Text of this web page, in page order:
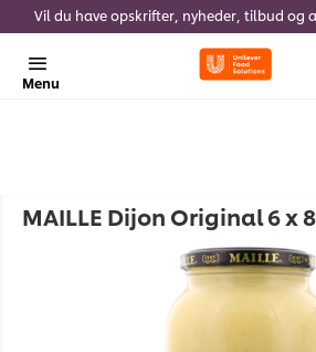
Menu
MAILLE Dijon Original 6 x